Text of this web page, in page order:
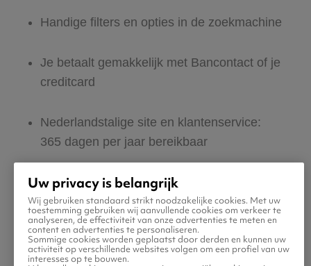
Handige filters en opties in de zoekmachine
Je betaalt gemakkelijk met Bancontact of je
creditcard
Nederlandstalige site en klantenservice:
365 dagen per jaar bereikbaar
Zeker van veilig boeken en betalen
Boek ook direct een hotel of huurauto voor
in Brussel
Uw privacy is belangrijk
Wij gebruiken standaard strikt noodzakelijke cookies. Met uw
toestemming gebruiken wij aanvullende cookies om verkeer te
analyseren, de effectiviteit van onze advertenties te meten en
content en advertenties te personaliseren.
Sommige cookies worden geplaatst door derden en kunnen uw
activiteit op verschillende websites volgen om een profiel van uw
interesses op te bouwen.